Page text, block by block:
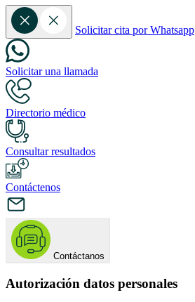
Solicitar cita por Whatsapp
Solicitar una llamada
Directorio médico
Consultar resultados
Contáctenos
Contáctanos
Autorización datos personales